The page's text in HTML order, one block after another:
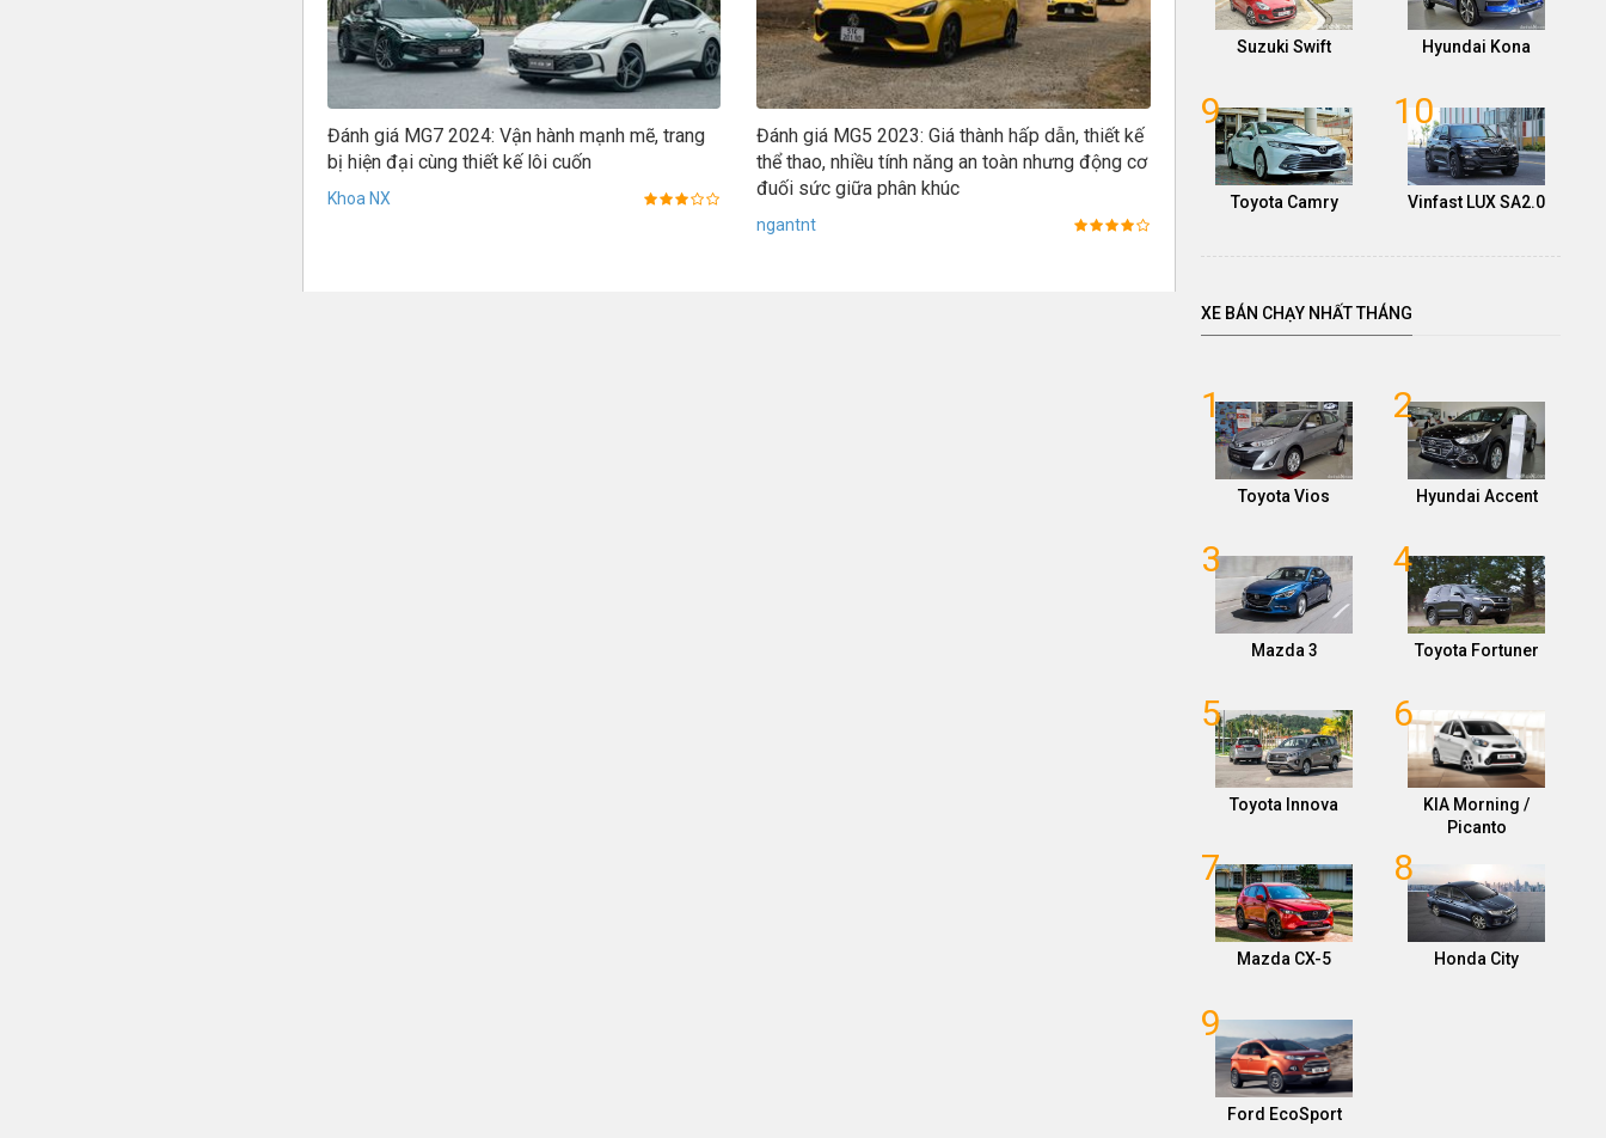
Đánh giá MG7 2024: Vận hành mạnh mẽ, trang
bị hiện đại cùng thiết kế lôi cuốn
Khoa NX
Đánh giá MG5 2023: Giá thành hấp dẫn, thiết kế
thể thao, nhiều tính năng an toàn nhưng động cơ
đuối sức giữa phân khúc
ngantnt
Suzuki Swift Hyundai Kona
Toyota Camry
9
Vinfast LUX SA2.0
10
XE BÁN CHẠY NHẤT THÁNG
Toyota Vios
1
Hyundai Accent
2
Mazda 3
3
Toyota Fortuner
4
Toyota Innova
5
KIA Morning /
Picanto
6
Mazda CX-5
7
Honda City
8
Ford EcoSport
9